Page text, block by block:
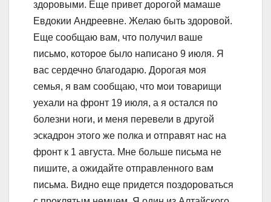
здоровыми. Еще привет дорогой мамаше
Евдокии Андреевне. Желаю быть здоровой.
Еще сообщаю вам, что получил ваше
письмо, которое было написано 9 июля. Я
вас сердечно благодарю. Дорогая моя
семья, я вам сообщаю, что мои товарищи
уехали на фронт 19 июля, а я остался по
болезни ноги, и меня перевели в другой
эскадрон этого же полка и отправят нас на
фронт к 1 августа. Мне больше письма не
пишите, а ожидайте отправленного вам
письма. Видно еще придется поздороваться